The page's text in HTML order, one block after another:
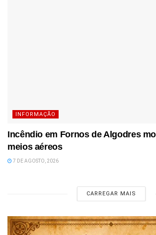
INFORMAÇÃO
Incêndio em Fornos de Algodres
meios aéreos
7 DE AGOSTO, 2026
CARREGAR MAIS